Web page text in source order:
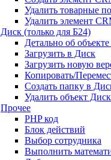
Удалить товарные
Удалить элемент
Диск (только для Б24)
Детально об
Загрузить в Диск
Загрузить новую
Копировать/
Создать папку в
Удалить объект
Прочее
PHP код
Блок действий
Выбор сотрудника
Выполнить